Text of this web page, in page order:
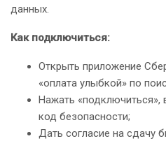
данных.
Как подключиться:
Открыть приложение
«оплата улыбкой» по
Нажать «подключиться»,
код безопасности;
Дать согласие на сдачу